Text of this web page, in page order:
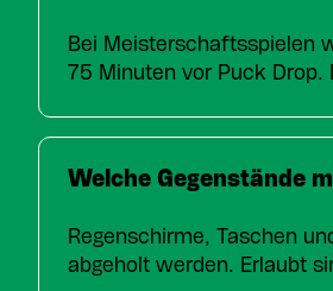
Bei Meisterschaftsspielen
75 Minuten vor Puck
Welche Gegenstände
Regenschirme, Taschen
abgeholt werden. Erlaubt